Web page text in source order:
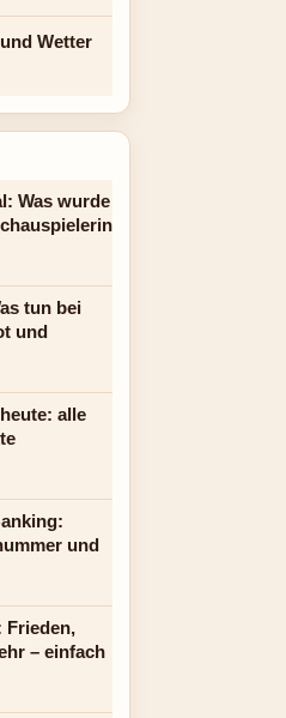
Wetter
Was wurde
tun bei
und
alle
und
Frieden,
– einfach